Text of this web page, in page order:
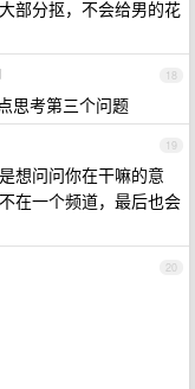
部分抠，不会给男的花
18
思考第三个问题
19
想问问你在干嘛的意
在一个频道，最后也会
20